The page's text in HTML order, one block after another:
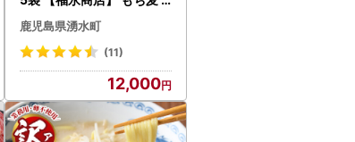
雑穀 _y215
鹿児島県湧水町
(11)
12,000